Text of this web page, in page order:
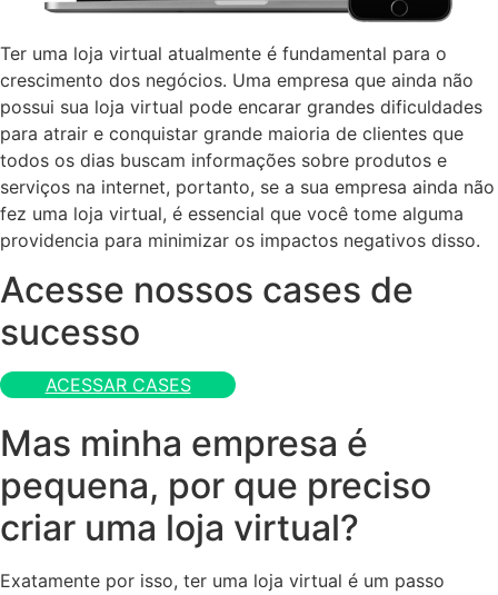
Ter uma loja virtual atualmente é fundamental para o
crescimento dos negócios. Uma empresa que ainda não
possui sua loja virtual pode encarar grandes dificuldades
para atrair e conquistar grande maioria de clientes que
todos os dias buscam informações sobre produtos e
serviços na internet, portanto, se a sua empresa ainda não
fez uma loja virtual, é essencial que você tome alguma
providencia para minimizar os impactos negativos disso.
Acesse nossos cases de
sucesso
ACESSAR CASES
Mas minha empresa é
pequena, por que preciso
criar uma loja virtual?
Exatamente por isso, ter uma loja virtual é um passo